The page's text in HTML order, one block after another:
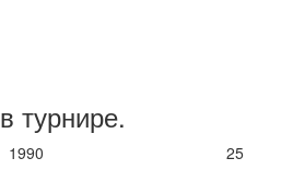
в турнире.
1990
25